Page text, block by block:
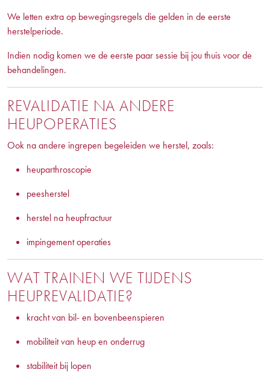
We letten extra op bewegingsregels die gelden in de eerste
herstelperiode.
Indien nodig komen we de eerste paar sessie bij jou thuis voor de
behandelingen.
REVALIDATIE NA ANDERE
HEUPOPERATIES
Ook na andere ingrepen begeleiden we herstel, zoals:
heuparthroscopie
peesherstel
herstel na heupfractuur
impingement operaties
WAT TRAINEN WE TIJDENS
HEUPREVALIDATIE?
kracht van bil- en bovenbeenspieren
mobiliteit van heup en onderrug
stabiliteit bij lopen